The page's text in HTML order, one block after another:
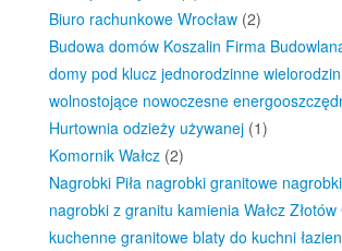
Biuro rachunkowe Wrocław (2)
Budowa domów Koszalin Firma
domy pod klucz jednorodzinne
wolnostojące nowoczesne
Hurtownia odzieży używanej (1)
Komornik Wałcz (2)
Nagrobki Piła nagrobki granitowe
nagrobki z granitu kamienia Wałcz
kuchenne granitowe blaty do kuchni